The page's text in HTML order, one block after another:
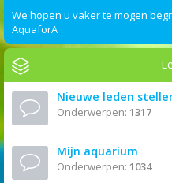
We hopen u vaker te mogen
AquaforA
Nieuwe leden
Onderwerpen: 1317
Mijn aquarium
Onderwerpen: 1034